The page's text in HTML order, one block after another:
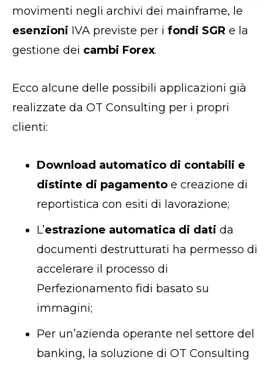
movimenti negli archivi dei mainframe, le
esenzioni IVA previste per i fondi SGR e la
gestione dei cambi Forex.
Ecco alcune delle possibili applicazioni già
realizzate da OT Consulting per i propri
clienti:
Download automatico di contabili e
distinte di pagamento e creazione di
reportistica con esiti di lavorazione;
L’estrazione automatica di dati da
documenti destrutturati ha permesso di
accelerare il processo di
Perfezionamento fidi basato su
immagini;
Per un’azienda operante nel settore del
banking, la soluzione di OT Consulting